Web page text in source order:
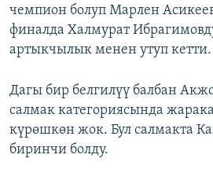
чемпион болуп Марлен
финалда Халмурат
артыкчылык менен утуп кетти.
Дагы бир белгилүү балбан
салмак категориясында
күрөшкөн жок. Бул салмакта
биринчи болду.